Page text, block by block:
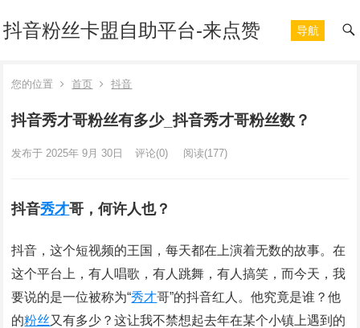
抖音粉丝卡盟自助平台-来点赞 导航
您的位置 首页 抖音
抖音秀才哥粉丝有多少_抖音秀才哥粉丝数？
发布于 2025年 9月 30日 评论(0) 阅读(177)
抖音秀才哥，何许人也？
抖音，这个短视频的王国，每天都在上演着无数的故事。在
这个平台上，有人唱歌，有人跳舞，有人搞笑，而今天，我
要说的是一位被称为“秀才哥”的抖音红人。他究竟是谁？他
的粉丝又有多少？这让我不禁想起去年在某个小镇上遇到的